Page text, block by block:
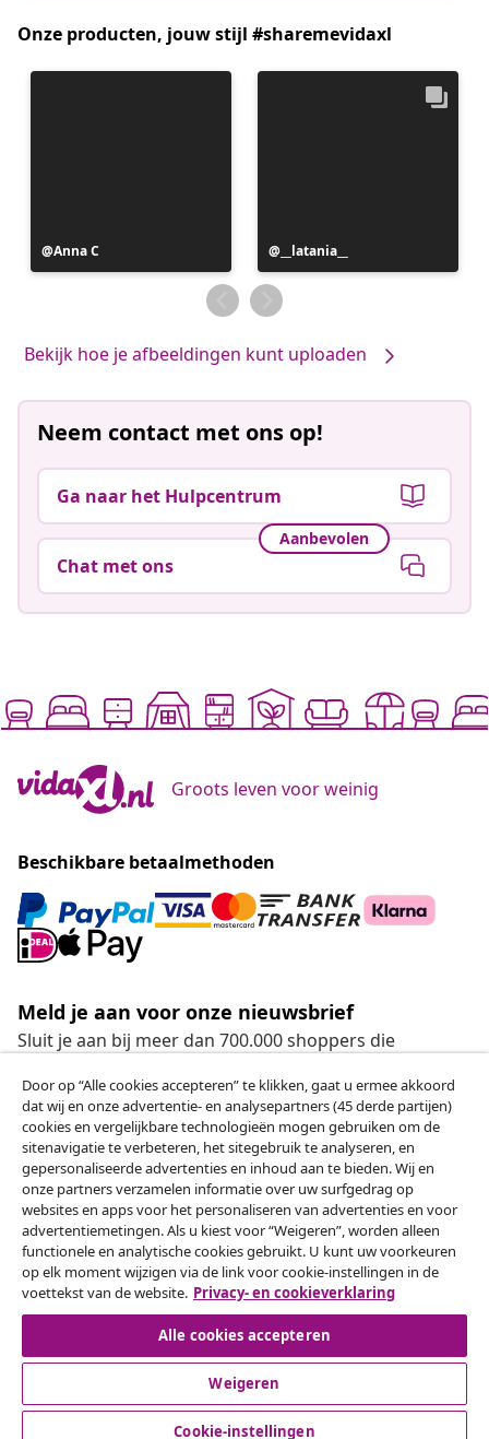
Onze producten, jouw stijl #sharemevidaxl
Bericht
gepubliceerd
Anna C
Bericht
gepubliceerd
door
__latania__
Bekijk hoe je afbeeldingen kunt uploaden
Neem contact met ons op!
Ga naar het Hulpcentrum
Aanbevolen
Chat met ons
Groots leven voor weinig
Beschikbare betaalmethoden
Meld je aan voor onze nieuwsbrief
Sluit je aan bij meer dan 700.000 shoppers die
artikelen van vidaXL ontvangen.
Onze sociale media
Herroeping van de overeenkomst
Een annulering voor je bestelling indienen
Herroeping van de overeenkomst
Door op “Alle cookies accepteren” te klikken, gaat u ermee akkoord
dat wij en onze advertentie- en analysepartners (45 derde partijen)
cookies en vergelijkbare technologieën mogen gebruiken om de
sitenavigatie te verbeteren, het sitegebruik te analyseren, en
gepersonaliseerde advertenties en inhoud aan te bieden. Wij en
onze partners verzamelen informatie over uw surfgedrag op
websites en apps voor het personaliseren van advertenties en voor
advertentiemetingen. Als u kiest voor “Weigeren”, worden alleen
functionele en analytische cookies gebruikt. U kunt uw voorkeuren
op elk moment wijzigen via de link voor cookie-instellingen in de
voettekst van de website. Privacy- en cookieverklaring
Alle cookies accepteren
Weigeren
Cookie-instellingen